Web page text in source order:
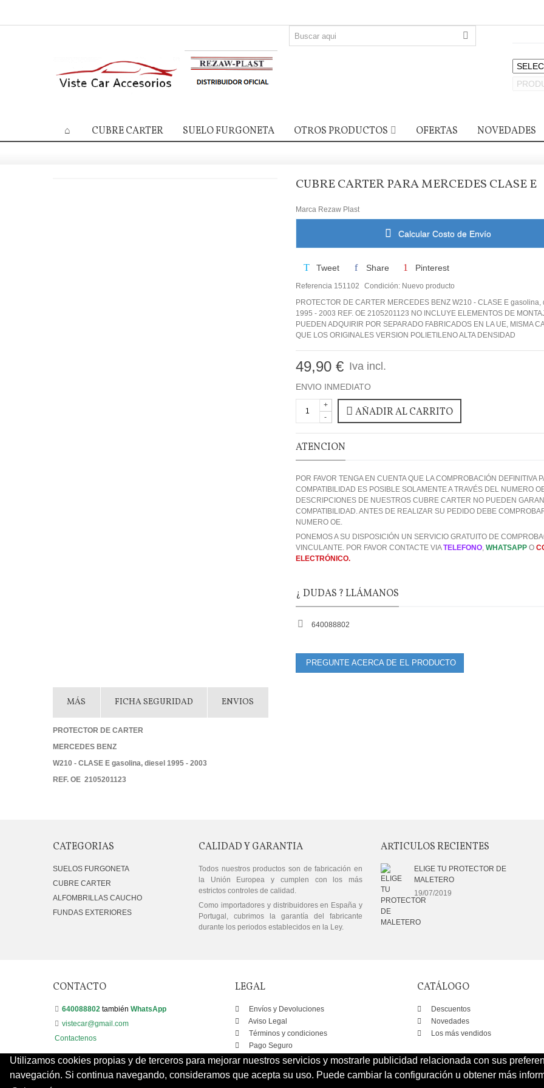
Utilizamos cookies propias y de terceros para mejorar nuestros servicios y mostrarle publicidad relacionada con sus
navegación. Si continua navegando, consideramos que acepta su uso. Puede cambiar la configuración u obtener más
CUBRE CARTER SUELO FURGONETA OTROS PRODUCTOS OFERTAS NOVEDADES
CUBRE CARTER PARA MERCEDES CLASE E
Marca Rezaw Plast
Calcular Costo de Envío
Tweet Share Pinterest
Referencia 151102 Condición: Nuevo producto
PROTECTOR DE CARTER MERCEDES BENZ W210 - CLASE E gasolina,
1995 - 2003 REF. OE 2105201123 NO INCLUYE ELEMENTOS DE
PUEDEN ADQUIRIR POR SEPARADO FABRICADOS EN LA UE, MISMA
QUE LOS ORIGINALES VERSION POLIETILENO ALTA DENSIDAD
49,90 € Iva incl.
ENVIO INMEDIATO
-
+
AÑADIR AL CARRITO
ATENCION
POR FAVOR TENGA EN CUENTA QUE LA COMPROBACIÓN DEFINITIVA
COMPATIBILIDAD ES POSIBLE SOLAMENTE A TRAVÉS DEL NUMERO
DESCRIPCIONES DE NUESTROS CUBRE CARTER NO PUEDEN
COMPATIBILIDAD. ANTES DE REALIZAR SU PEDIDO DEBE
NUMERO OE.
PONEMOS A SU DISPOSICIÓN UN SERVICIO GRATUITO DE
VINCULANTE. POR FAVOR CONTACTE VIATELEFONO, WHATSAPP O
ELECTRÓNICO.
¿ DUDAS ? LLÁMANOS
640088802
PREGUNTE ACERCA DE EL PRODUCTO
MÁS FICHA SEGURIDAD ENVIOS
PROTECTOR DE CARTER
MERCEDES BENZ
W210 - CLASE E gasolina, diesel 1995 - 2003
REF. OE 2105201123
CATEGORIAS
SUELOS FURGONETA
CUBRE CARTER
ALFOMBRILLAS CAUCHO
FUNDAS EXTERIORES
CALIDAD Y GARANTIA
Todos nuestros productos son de fabricación en
la Unión Europea y cumplen con los más
estrictos controles de calidad.
Como importadores y distribuidores en España y
Portugal, cubrimos la garantía del fabricante
durante los periodos establecidos en la Ley.
ARTICULOS RECIENTES
ELIGE TU PROTECTOR DE
MALETERO
19/07/2019
CONTACTO
640088802 también WhatsApp
vistecar@gmail.com
Contactenos
LEGAL
Envíos y Devoluciones
Aviso Legal
Términos y condiciones
Pago Seguro
CATÁLOGO
Descuentos
Novedades
Los más vendidos